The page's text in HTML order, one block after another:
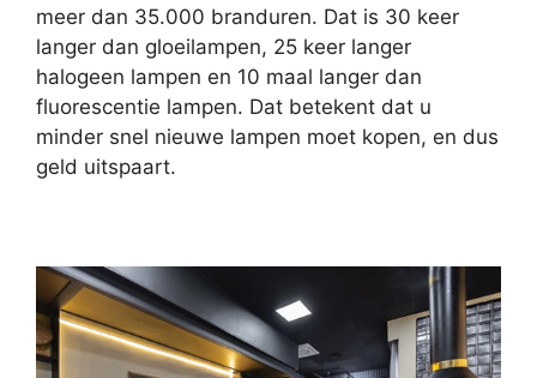
meer dan 35.000 branduren. Dat is 30 keer
langer dan gloeilampen, 25 keer langer
halogeen lampen en 10 maal langer dan
fluorescentie lampen. Dat betekent dat u
minder snel nieuwe lampen moet kopen, en dus
geld uitspaart.